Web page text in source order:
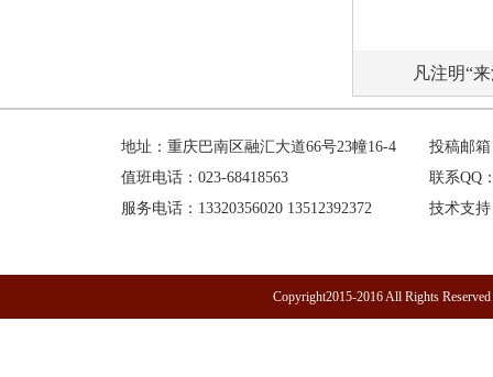
凡注明“
地址：重庆巴南区融汇大道66号23幢16-4
值班电话：023-68418563
服务电话：13320356020 13512392372
投稿邮箱
联系QQ
技术支
Copyright2015-2016 All Rights